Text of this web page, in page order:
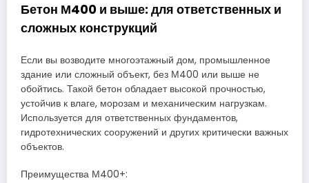
Бетон М400 и выше: для ответственных и
сложных конструкций
Если вы возводите многоэтажный дом, промышленное
здание или сложный объект, без М400 или выше не
обойтись. Такой бетон обладает высокой прочностью,
устойчив к влаге, морозам и механическим нагрузкам.
Используется для ответственных фундаментов,
гидротехнических сооружений и других критически важных
объектов.
Преимущества М400+: